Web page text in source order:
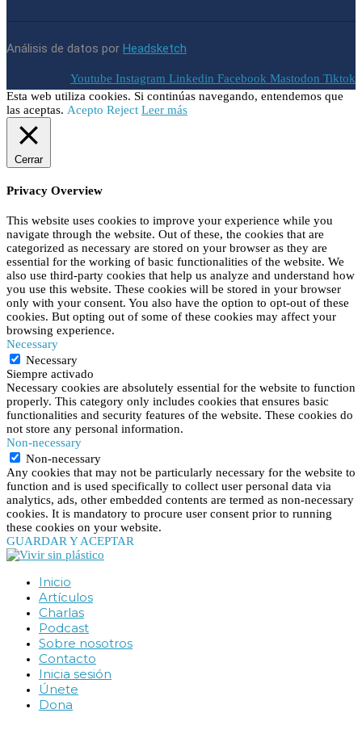
Análisis de datos por Headsketch
Youtube Instagram Linkedin Facebook Mastodon Tiktok
Esta web utiliza cookies. Si continúas navegando, entendemos que
las aceptas. Acepto Reject Leer más
Cerrar
Privacy Overview
This website uses cookies to improve your experience while you
navigate through the website. Out of these, the cookies that are
categorized as necessary are stored on your browser as they are
essential for the working of basic functionalities of the website. We
also use third-party cookies that help us analyze and understand how
you use this website. These cookies will be stored in your browser
only with your consent. You also have the option to opt-out of these
cookies. But opting out of some of these cookies may affect your
browsing experience.
Necessary
Necessary
Siempre activado
Necessary cookies are absolutely essential for the website to function
properly. This category only includes cookies that ensures basic
functionalities and security features of the website. These cookies do
not store any personal information.
Non-necessary
Non-necessary
Any cookies that may not be particularly necessary for the website to
function and is used specifically to collect user personal data via
analytics, ads, other embedded contents are termed as non-necessary
cookies. It is mandatory to procure user consent prior to running
these cookies on your website.
GUARDAR Y ACEPTAR
Inicio
Artículos
Charlas
Podcast
Sobre nosotros
Contacto
Inicia sesión
Únete
Dona